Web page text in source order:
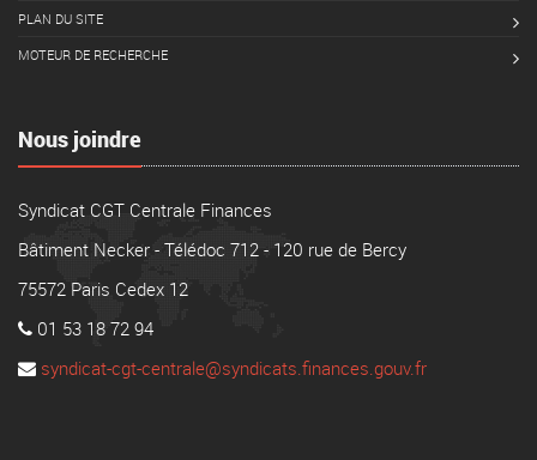
PLAN DU SITE
MOTEUR DE RECHERCHE
Nous joindre
Syndicat CGT Centrale Finances
Bâtiment Necker - Télédoc 712 - 120 rue de Bercy
75572 Paris Cedex 12
01 53 18 72 94
syndicat-cgt-centrale@syndicats.finances.gouv.fr